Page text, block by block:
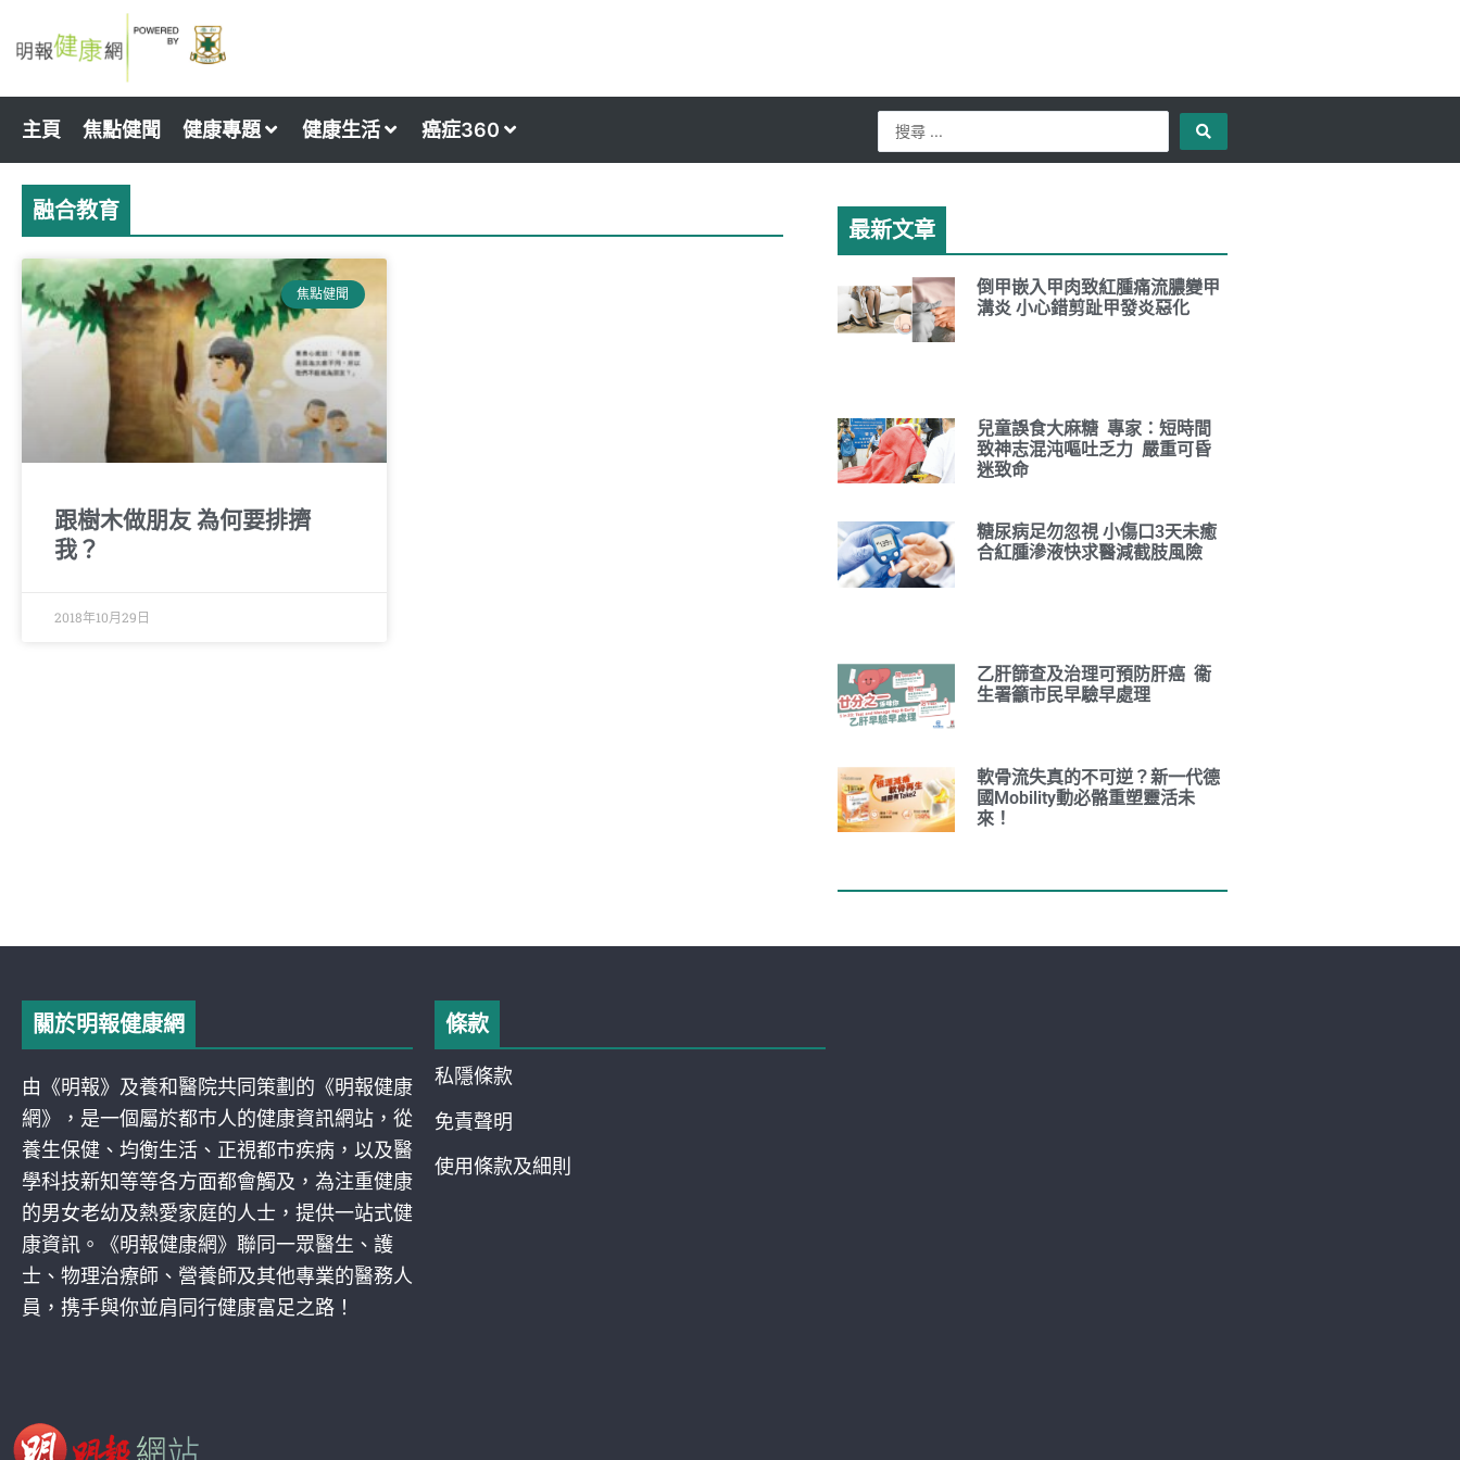
to
主頁 焦點健聞 健康專題 健康生活 癌症360
Search
...
融合教育
焦點健聞
跟樹木做朋友 為何要排擠
我？
2018年10月29日
最新文章
倒甲嵌入甲肉致紅腫痛流膿變甲
溝炎 小心錯剪趾甲發炎惡化
兒童誤食大麻糖 專家：短時間
致神志混沌嘔吐乏力 嚴重可昏
迷致命
糖尿病足勿忽視 小傷口3天未癒
合紅腫滲液快求醫減截肢風險
乙肝篩查及治理可預防肝癌 衞
生署籲市民早驗早處理
軟骨流失真的不可逆？新一代德
國Mobility動必骼重塑靈活未
來！
關於明報健康網
由《明報》及養和醫院共同策劃的《明報健康
網》，是一個屬於都巿人的健康資訊網站，從
養生保健、均衡生活、正視都巿疾病，以及醫
學科技新知等等各方面都會觸及，為注重健康
的男女老幼及熱愛家庭的人士，提供一站式健
康資訊。《明報健康網》聯同一眾醫生、護
士、物理治療師、營養師及其他專業的醫務人
員，携手與你並肩同行健康富足之路！
條款
私隱條款
免責聲明
使用條款及細則